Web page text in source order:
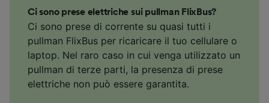
Ci sono prese elettriche sui pullman FlixBus?
Ci sono prese di corrente su quasi tutti i
pullman FlixBus per ricaricare il tuo cellulare o
laptop. Nel raro caso in cui venga utilizzato un
pullman di terze parti, la presenza di prese
elettriche non può essere garantita.